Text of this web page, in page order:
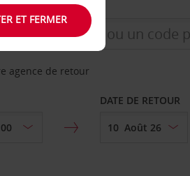
agence de retour
DATE DE RETOUR
ET FERMER